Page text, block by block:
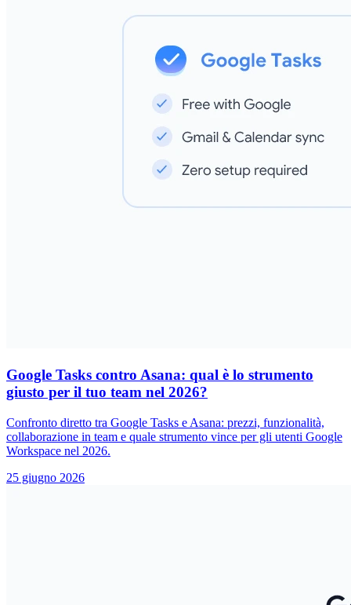
Google Tasks contro Asana: qual è lo strumento
giusto per il tuo team nel 2026?
Confronto diretto tra Google Tasks e Asana: prezzi, funzionalità,
collaborazione in team e quale strumento vince per gli utenti Google
Workspace nel 2026.
25 giugno 2026